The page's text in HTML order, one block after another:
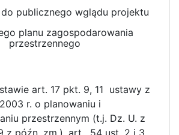
publicznego wglądu projektu
planu zagospodarowania
przestrzennego
art. 17 pkt. 9, 11 ustawy z
r. o planowaniu i
przestrzennym (t.j. Dz. U. z
z późn. zm.), art. 54 ust. 2 i 3